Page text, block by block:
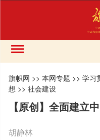
旗帜网 >>本网专题 >>学习
想 >>社会建设
【原创】全面建立
胡静林